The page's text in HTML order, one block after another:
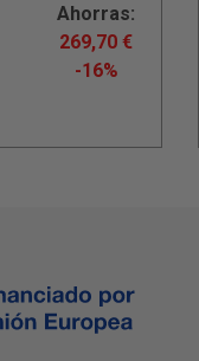
Ahorras:
269,70€
-16%